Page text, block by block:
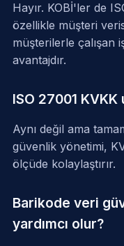
Hayır. KOBİ'ler de
özellikle müşteri
müşterilerle çalışan
avantajdır.
ISO 27001
Aynı değil ama
güvenlik yönetimi,
ölçüde kolaylaştırır.
Barikode veri
yardımcı olur?